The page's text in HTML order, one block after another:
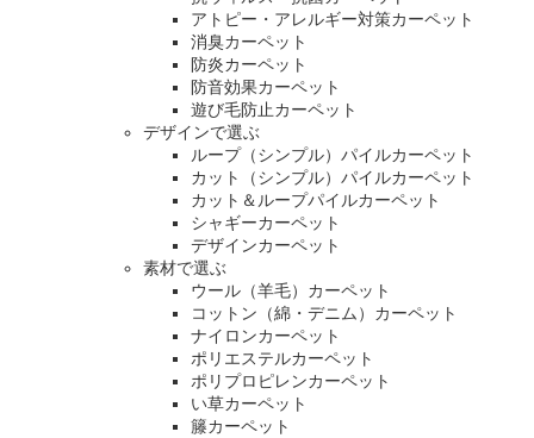
アトピー・アレルギー対策カーペット
消臭カーペット
防炎カーペット
防音効果カーペット
遊び毛防止カーペット
デザインで選ぶ
ループ（シンプル）パイルカーペット
カット（シンプル）パイルカーペット
カット＆ループパイルカーペット
シャギーカーペット
デザインカーペット
素材で選ぶ
ウール（羊毛）カーペット
コットン（綿・デニム）カーペット
ナイロンカーペット
ポリエステルカーペット
ポリプロピレンカーペット
い草カーペット
籐カーペット